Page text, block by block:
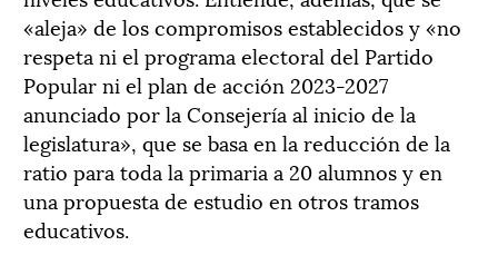
«aleja» de los compromisos establecidos y «no
respeta ni el programa electoral del Partido
Popular ni el plan de acción 2023-2027
anunciado por la Consejería al inicio de la
legislatura», que se basa en la reducción de la
ratio para toda la primaria a 20 alumnos y en
una propuesta de estudio en otros tramos
educativos.